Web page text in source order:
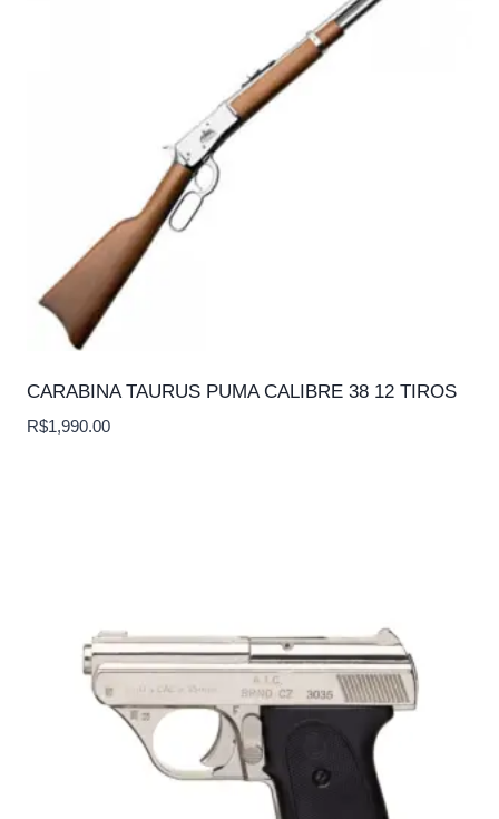
CARABINA TAURUS PUMA CALIBRE 38 12 TIROS
R$1,990.00